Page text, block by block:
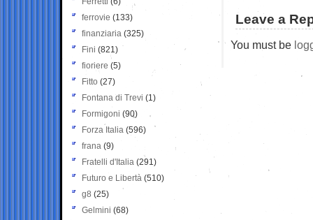
Leave a
You must be
ferrovie (133)
finanziaria (325)
Fini (821)
fioriere (5)
Fitto (27)
Fontana di Trevi (1)
Formigoni (90)
Forza Italia (596)
frana (9)
Fratelli d'Italia (291)
Futuro e Libertà (510)
g8 (25)
Gelmini (68)